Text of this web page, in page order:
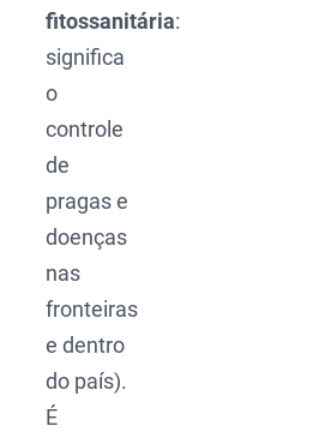
fitossanitária:
significa
o
controle
de
pragas e
doenças
nas
fronteiras
e dentro
do país).
É